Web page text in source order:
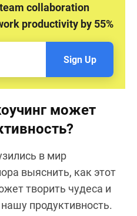
collaboration
productivity by 55%
Sign Up
может
в мир
выяснить, как этот
творить чудеса и
продуктивность.